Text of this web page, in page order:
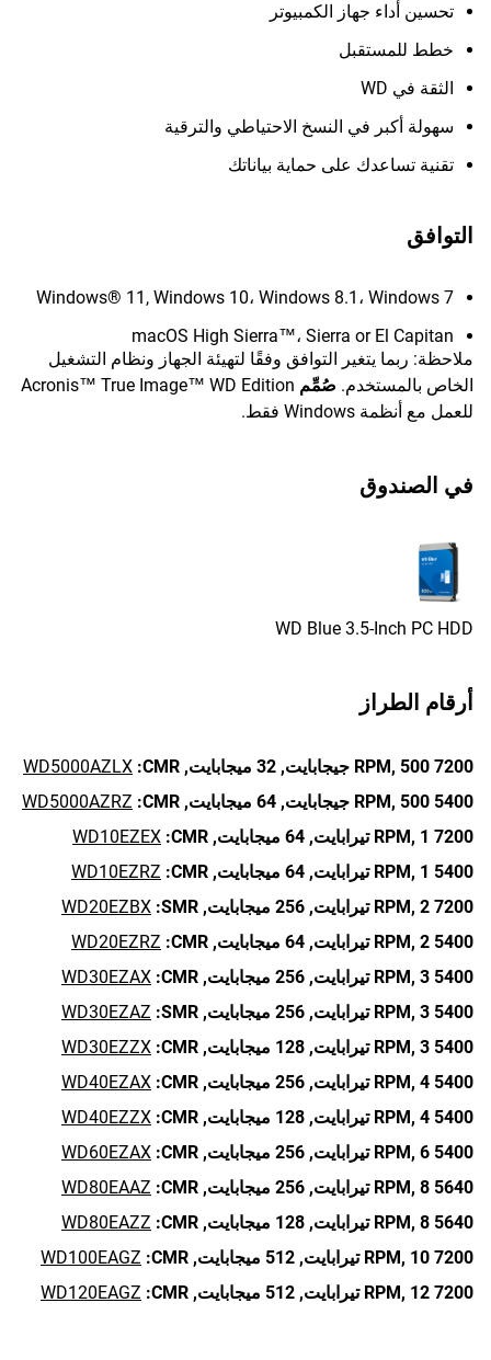
تحسين أداء جهاز الكمبيوتر
خطط للمستقبل
الثقة في WD
سهولة أكبر في النسخ الاحتياطي والترقية
تقنية تساعدك على حماية بياناتك
التوافق
Windows® 11, Windows 10، Windows 8.1، Windows 7
macOS High Sierra™، Sierra or El Capitan
ملاحظة: ربما يتغير التوافق وفقًا لتهيئة الجهاز ونظام التشغيل
الخاص بالمستخدم. صُمِّم Acronis™ True Image™ WD Edition
للعمل مع أنظمة Windows فقط.
في الصندوق
WD Blue 3.5-Inch PC HDD
أرقام الطراز
7200 RPM, 500 جيجابايت, 32 ميجابايت, CMR:
WD5000AZLX
5400 RPM, 500 جيجابايت, 64 ميجابايت, CMR:
WD5000AZRZ
7200 RPM, 1 تيرابايت, 64 ميجابايت, CMR:
WD10EZEX
5400 RPM, 1 تيرابايت, 64 ميجابايت, CMR:
WD10EZRZ
7200 RPM, 2 تيرابايت, 256 ميجابايت, SMR:
WD20EZBX
5400 RPM, 2 تيرابايت, 64 ميجابايت, CMR:
WD20EZRZ
5400 RPM, 3 تيرابايت, 256 ميجابايت, CMR:
WD30EZAX
5400 RPM, 3 تيرابايت, 256 ميجابايت, SMR:
WD30EZAZ
5400 RPM, 3 تيرابايت, 128 ميجابايت, CMR:
WD30EZZX
5400 RPM, 4 تيرابايت, 256 ميجابايت, CMR:
WD40EZAX
5400 RPM, 4 تيرابايت, 128 ميجابايت, CMR:
WD40EZZX
5400 RPM, 6 تيرابايت, 256 ميجابايت, CMR:
WD60EZAX
5640 RPM, 8 تيرابايت, 256 ميجابايت, CMR:
WD80EAAZ
5640 RPM, 8 تيرابايت, 128 ميجابايت, CMR:
WD80EAZZ
7200 RPM, 10 تيرابايت, 512 ميجابايت, CMR:
WD100EAGZ
7200 RPM, 12 تيرابايت, 512 ميجابايت, CMR:
WD120EAGZ